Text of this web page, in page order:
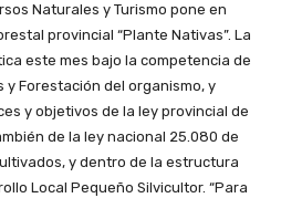
Naturales y Turismo pone en
provincial “Plante Nativas”. La
este mes bajo la competencia de
y Forestación del organismo, y
y objetivos de la ley provincial de
de la ley nacional 25.080 de
y dentro de la estructura
Local Pequeño Silvicultor. “Para